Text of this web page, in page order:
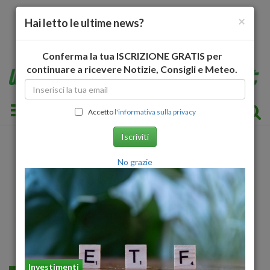
Toggle navigation
×
Hai letto le ultime news?
Conferma la tua ISCRIZIONE GRATIS per
continuare a ricevere Notizie, Consigli e Meteo.
Accettol'informativa sulla privacy
Iscriviti
No grazie
Investimenti